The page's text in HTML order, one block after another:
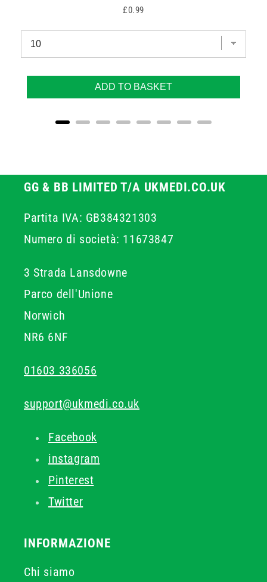
Price
£0.99
ADD TO BASKET
GG & BB LIMITED T/A UKMEDI.CO.UK
Partita IVA: GB384321303
Numero di società: 11673847
3 Strada Lansdowne
Parco dell'Unione
Norwich
NR6 6NF
01603 336056
support@ukmedi.co.uk
Facebook
instagram
Pinterest
Twitter
INFORMAZIONE
Chi siamo